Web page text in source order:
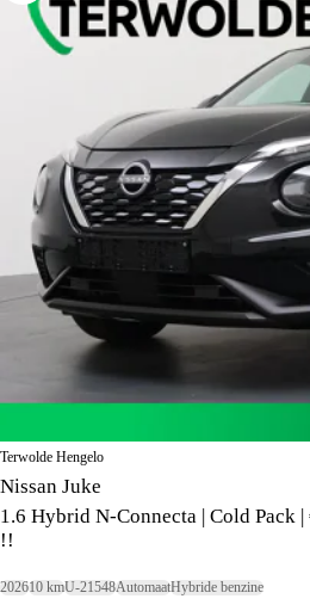
Terwolde Hengelo
Nissan Juke
1.6 Hybrid N-Connecta | Cold Pack
!!
202610 kmU-21548AutomaatHybride benzine